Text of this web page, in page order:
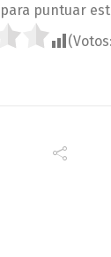
para puntuar
(Votos: